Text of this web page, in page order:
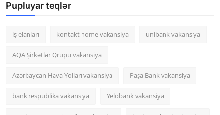
Pupluyar teqlər
iş elanları kontakt home vakansiya unibank vakansiya
AQA Şirkətlər Qrupu vakansiya
Azərbaycan Hava Yolları vakansiya Paşa Bank vakansiya
bank respublika vakansiya Yelobank vakansiya